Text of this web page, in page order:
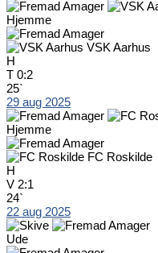
Hjemme
VSK Aarhus
H
T 0:2
25`
29 aug 2025
Hjemme
FC Roskilde
H
V 2:1
24`
22 aug 2025
Ude